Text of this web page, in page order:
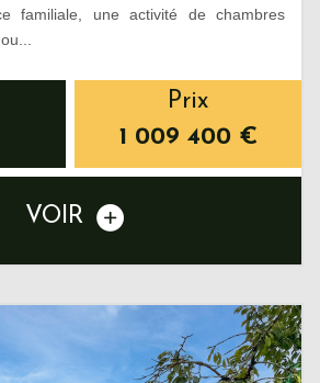
familiale, une activité de chambres
Prix
1 009 400 €
VOIR